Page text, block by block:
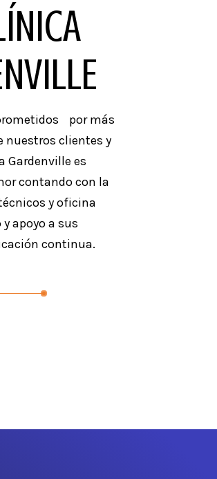
por más
nuestros clientes y
Gardenville es
contando con la
y oficina
apoyo a sus
continua.